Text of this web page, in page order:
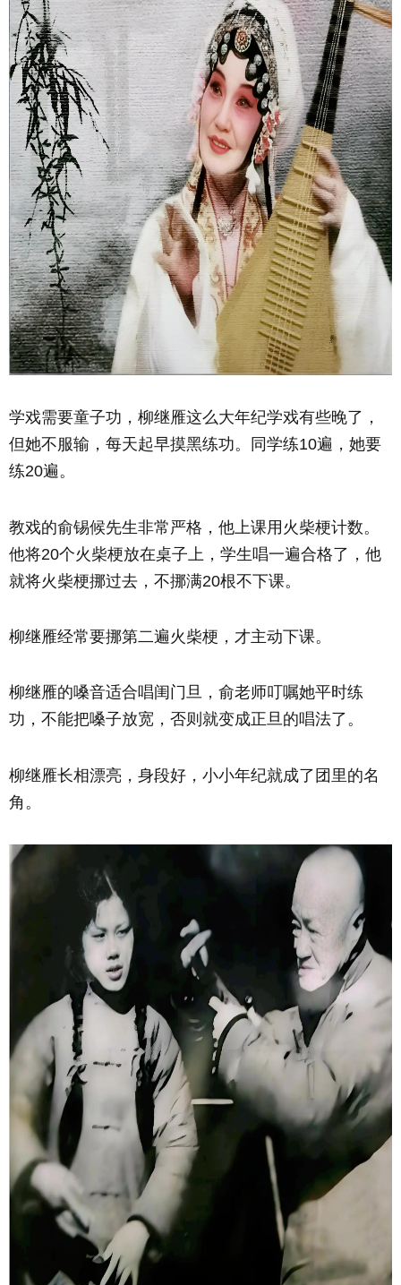
学戏需要童子功，柳继雁这么大年纪学戏有些晚了，
但她不服输，每天起早摸黑练功。同学练10遍，她要
练20遍。
教戏的俞锡候先生非常严格，他上课用火柴梗计数。
他将20个火柴梗放在桌子上，学生唱一遍合格了，他
就将火柴梗挪过去，不挪满20根不下课。
柳继雁经常要挪第二遍火柴梗，才主动下课。
柳继雁的嗓音适合唱闺门旦，俞老师叮嘱她平时练
功，不能把嗓子放宽，否则就变成正旦的唱法了。
柳继雁长相漂亮，身段好，小小年纪就成了团里的名
角。